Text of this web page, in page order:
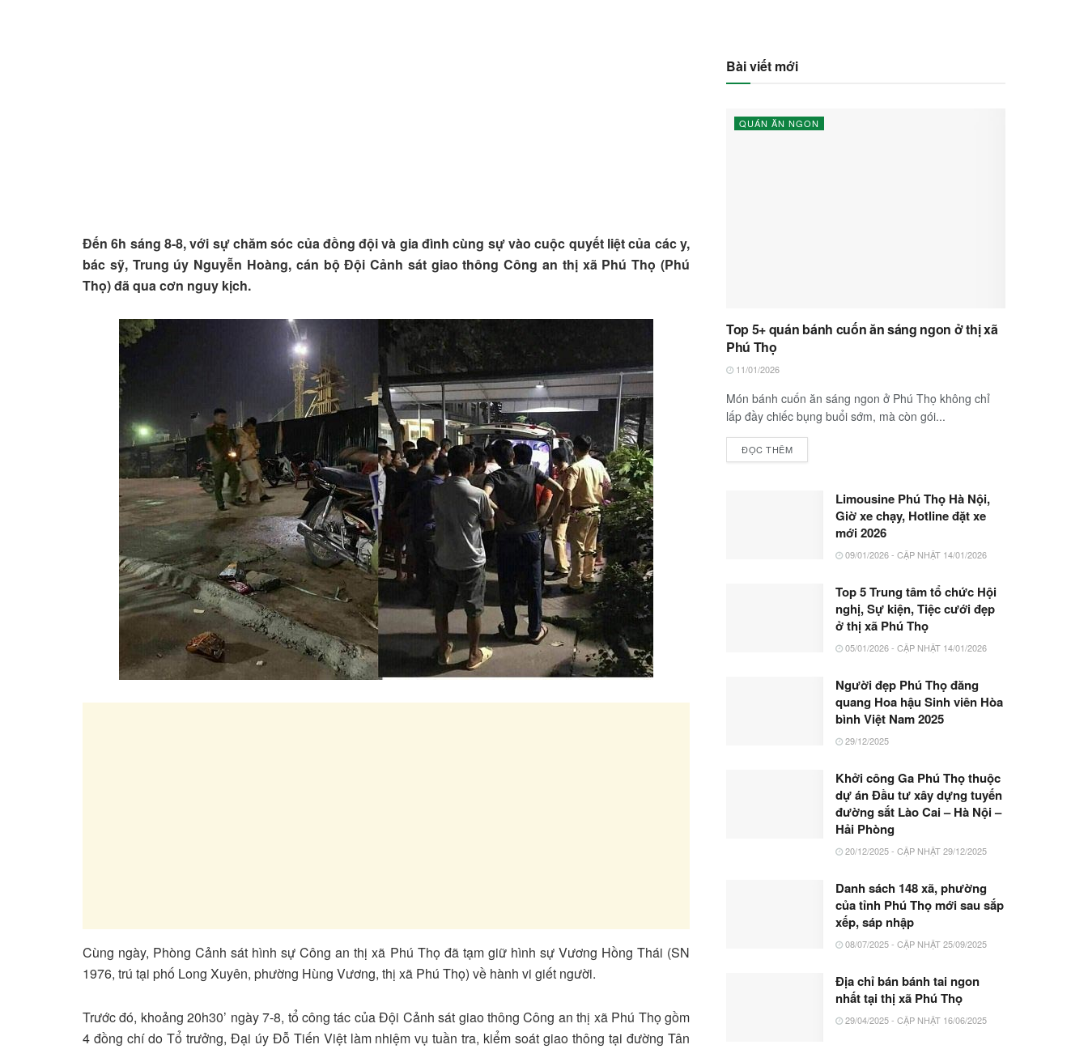
Đến 6h sáng 8-8, với sự chăm sóc của đồng đội và gia đình cùng sự vào cuộc quyết liệt của các y,
bác sỹ, Trung úy Nguyễn Hoàng, cán bộ Đội Cảnh sát giao thông Công an thị xã Phú Thọ (Phú
Thọ) đã qua cơn nguy kịch.
Cùng ngày, Phòng Cảnh sát hình sự Công an thị xã Phú Thọ đã tạm giữ hình sự Vương Hồng Thái (SN
1976, trú tại phố Long Xuyên, phường Hùng Vương, thị xã Phú Thọ) về hành vi giết người.
Trước đó, khoảng 20h30’ ngày 7-8, tổ công tác của Đội Cảnh sát giao thông Công an thị xã Phú Thọ gồm
4 đồng chí do Tổ trưởng, Đại úy Đỗ Tiến Việt làm nhiệm vụ tuần tra, kiểm soát giao thông tại đường Tân
Bài viết mới
QUÁN ĂN NGON
Top 5+ quán bánh cuốn ăn sáng ngon ở thị xã
Phú Thọ
11/01/2026
Món bánh cuốn ăn sáng ngon ở Phú Thọ không chỉ
lấp đầy chiếc bụng buổi sớm, mà còn gói...
ĐỌC THÊM
Limousine Phú Thọ Hà Nội,
Giờ xe chạy, Hotline đặt xe
mới 2026
09/01/2026 - CẬP NHẬT 14/01/2026
Top 5 Trung tâm tổ chức Hội
nghị, Sự kiện, Tiệc cưới đẹp
ở thị xã Phú Thọ
05/01/2026 - CẬP NHẬT 14/01/2026
Người đẹp Phú Thọ đăng
quang Hoa hậu Sinh viên Hòa
bình Việt Nam 2025
29/12/2025
Khởi công Ga Phú Thọ thuộc
dự án Đầu tư xây dựng tuyến
đường sắt Lào Cai – Hà Nội –
Hải Phòng
20/12/2025 - CẬP NHẬT 29/12/2025
Danh sách 148 xã, phường
của tỉnh Phú Thọ mới sau sắp
xếp, sáp nhập
08/07/2025 - CẬP NHẬT 25/09/2025
Địa chỉ bán bánh tai ngon
nhất tại thị xã Phú Thọ
29/04/2025 - CẬP NHẬT 16/06/2025